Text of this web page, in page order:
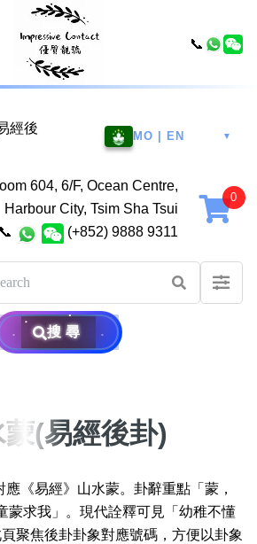
經後
MO | EN ▼
604, 6/F, Ocean Centre,
Harbour City, Tsim Sha Tsui
📞 (+852) 9888 9311
搜尋
五 六 八
蒙(易經後卦)
《易經》山水蒙。卦辭重點「蒙，
蒙求我」。現代詮釋可見「幼稚不懂
聚焦後卦卦象對應號碼，方便以卦象
📞